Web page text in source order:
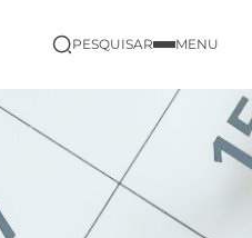
PESQUISAR MENU